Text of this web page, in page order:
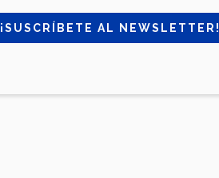
¡SUSCRÍBETE AL NEWSLETTER!